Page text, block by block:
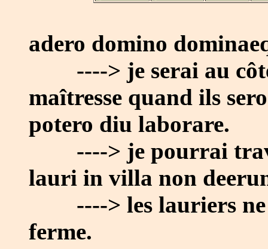
adero domino
----> je serai au côté
maîtresse quand ils
potero diu laborare.
----> je pourrai
lauri in villa non
----> les lauriers ne
ferme.